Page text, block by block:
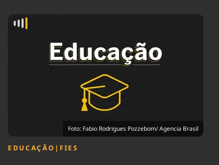
Agronegócios
Cultura
Economia
Educação
Infraestrutura
Internacional
Podcast
Política
Saúde
Foto: Fabio Rodrigues Pozzebom/ Agencia Brasil
EDUCAÇÃO | FIES